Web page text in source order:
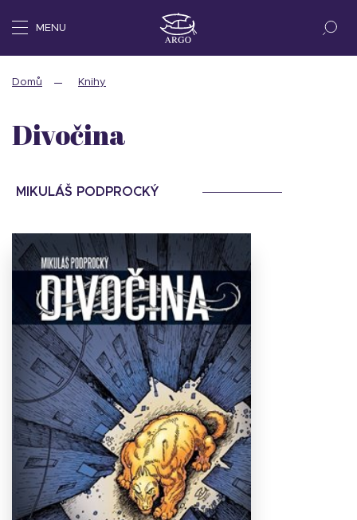
MENU
Domů Knihy
Divočina
MIKULÁŠ PODPROCKÝ